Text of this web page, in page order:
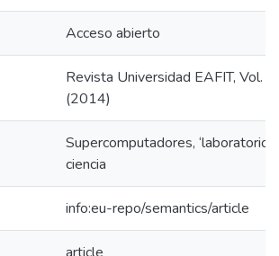
Acceso abierto
Revista Universidad EAFIT, Vol.
(2014)
Supercomputadores,
ciencia
info:eu-repo/semantics/article